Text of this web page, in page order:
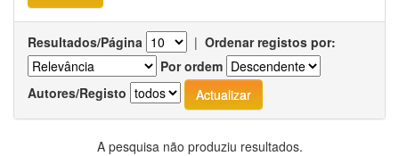
Resultados/Página | Ordenar registos por:
Por ordem
Autores/Registo
A pesquisa não produziu resultados.